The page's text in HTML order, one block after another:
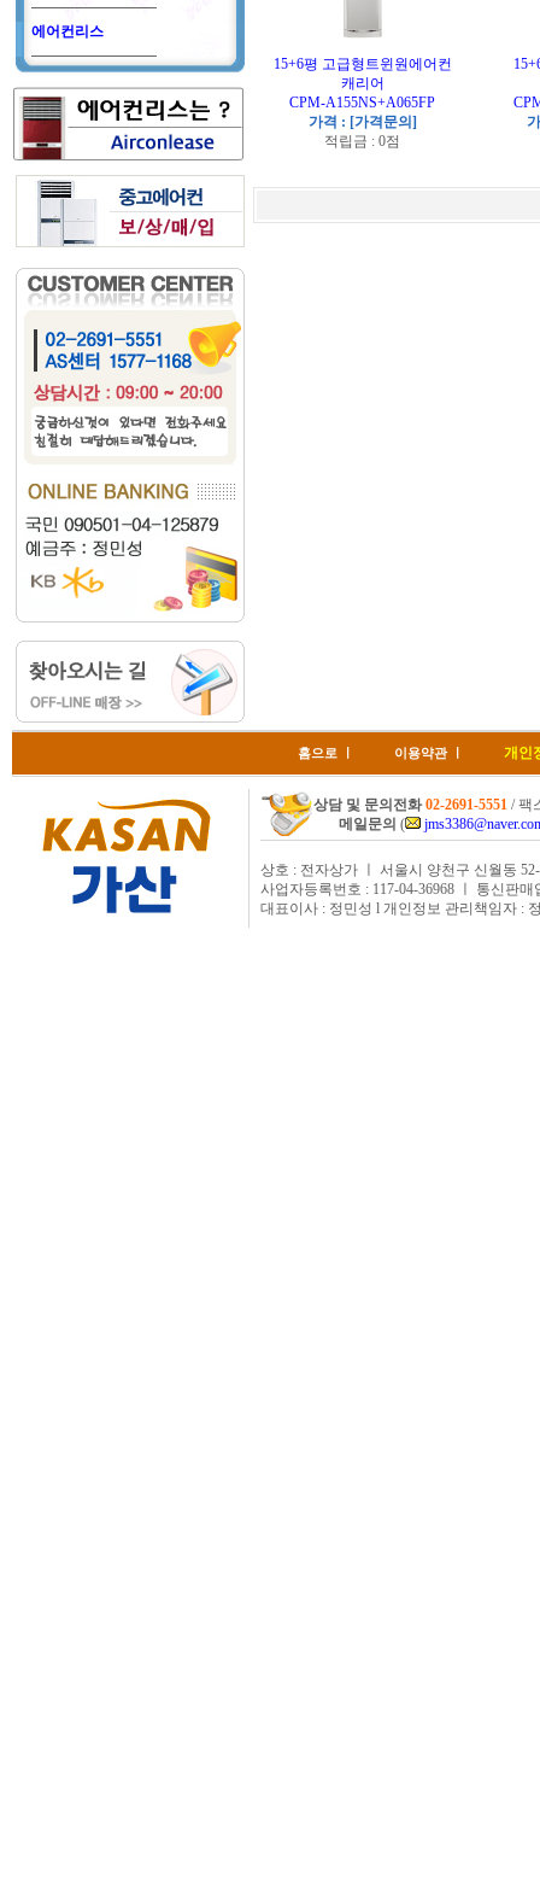
에어컨리스
15+6평 고급형트윈원에어컨
캐리어
CPM-A155NS+A065FP
가격 : [가격문의]
적립금 : 0점
홈으로 이용약관 개인
상담 및 문의전화02-2691-5551/ 팩
메일문의 (
상호 : 전자상가 ㅣ 서울시 양천구 신월동
사업자등록번호 : 117-04-36968 ㅣ 통신판매
대표이사 : 정민성 l 개인정보 관리책임자 :